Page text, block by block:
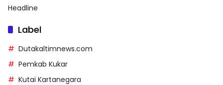
Headline
Label
Dutakaltimnews.com
Pemkab Kukar
Kutai Kartanegara